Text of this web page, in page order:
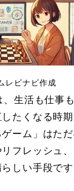
レビナビ作成
生活も仕事
たくなる時
ーム」はた
フレッシュ
しい手段です